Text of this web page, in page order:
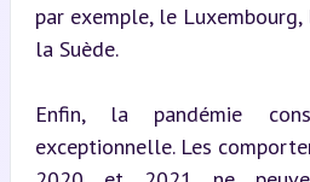
par exemple, le
la Suède.
Enfin, la pandémie
exceptionnelle. Les